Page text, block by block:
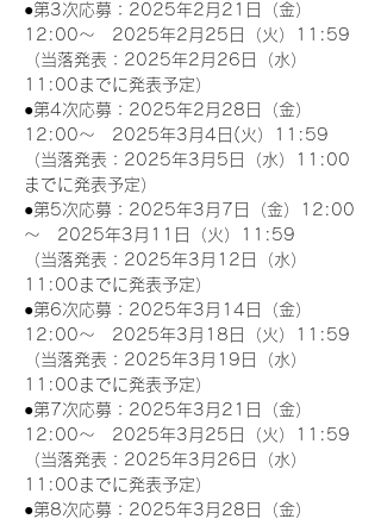
●第3次応募：2025年2月21日（金）
12:00～　2025年2月25日（火）11:59
（当落発表：2025年2月26日（水）
11:00までに発表予定）
●第4次応募：2025年2月28日（金）
12:00～　2025年3月4日(火）11:59
（当落発表：2025年3月5日（水）11:00
までに発表予定）
●第5次応募：2025年3月7日（金）12:00
～　2025年3月11日（火）11:59
（当落発表：2025年3月12日（水）
11:00までに発表予定）
●第6次応募：2025年3月14日（金）
12:00～　2025年3月18日（火）11:59
（当落発表：2025年3月19日（水）
11:00までに発表予定）
●第7次応募：2025年3月21日（金）
12:00～　2025年3月25日（火）11:59
（当落発表：2025年3月26日（水）
11:00までに発表予定）
●第8次応募：2025年3月28日（金）